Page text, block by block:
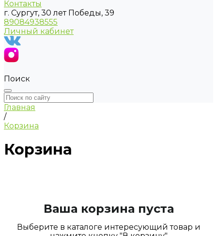
Контакты
г. Сургут, 30 лет Победы, 39
89084938555
Личный кабинет
Поиск
Главная
/
Корзина
Корзина
Ваша корзина пуста
Выберите в каталоге интересующий товар и